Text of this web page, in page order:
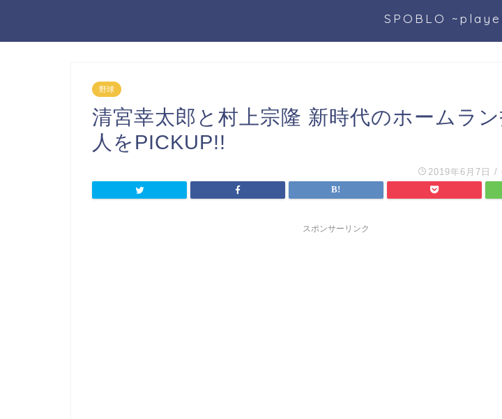
SPOBLO
野球
清宮幸太郎と村上宗隆 新時代のホームラ
人をPICKUP!!
2019年6月7日 /
スポンサーリンク